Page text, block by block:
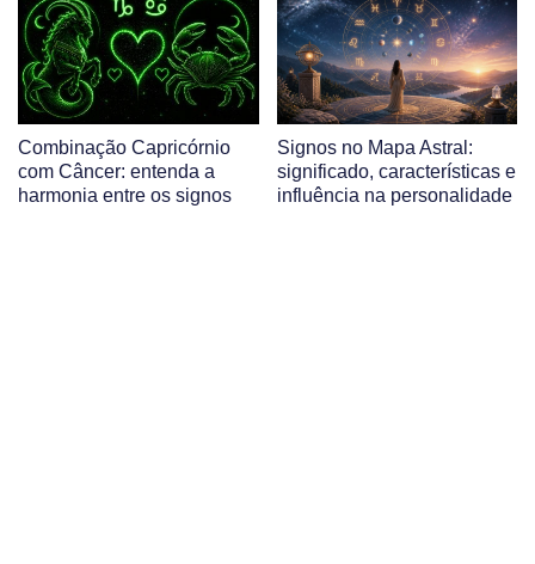
Combinação Capricórnio
com Câncer: entenda a
harmonia entre os signos
Signos no Mapa Astral:
significado, características e
influência na personalidade